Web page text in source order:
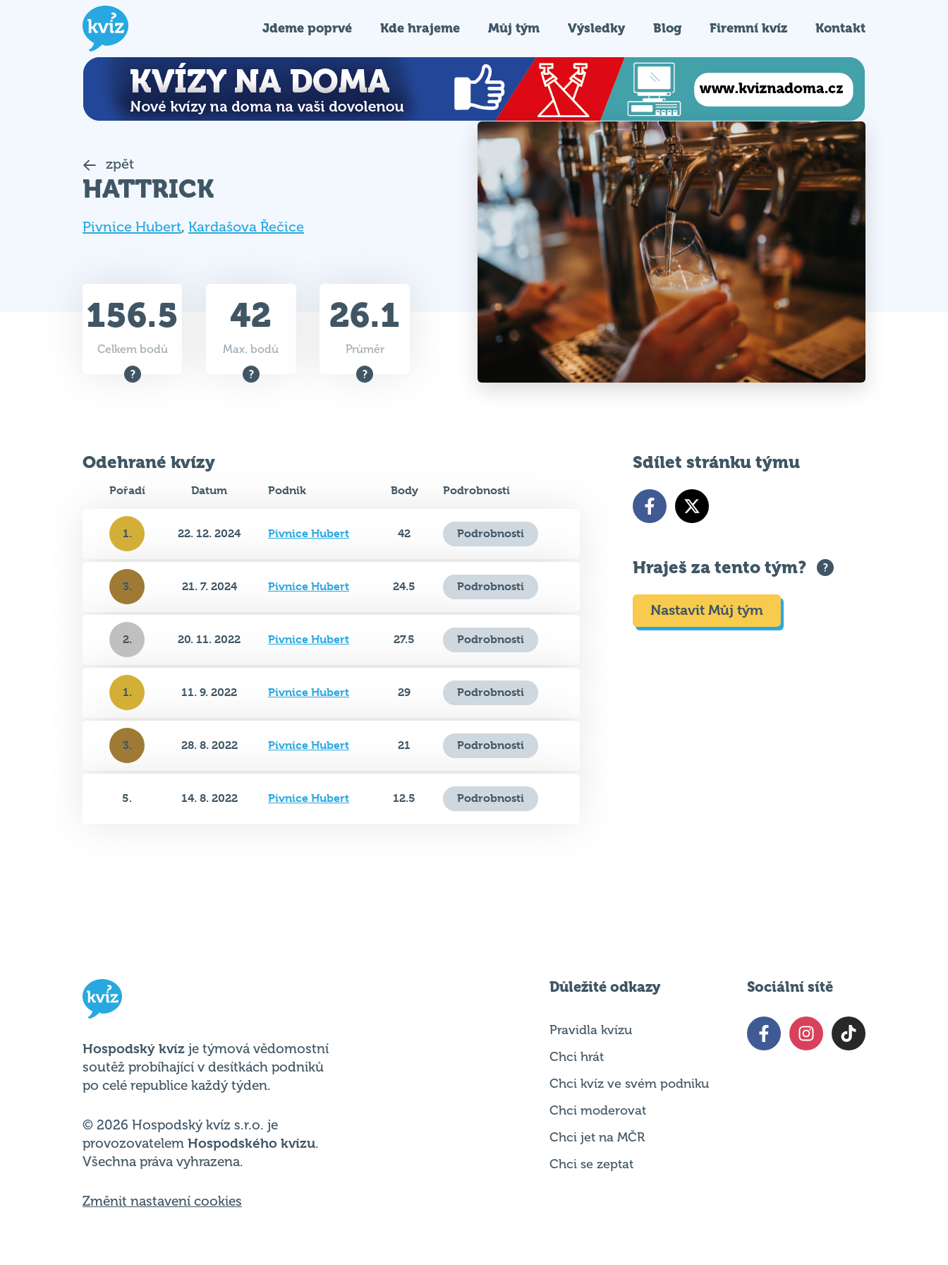
Jdeme poprvé Kde hrajeme Můj tým Výsledky Blog Firemní kvíz Kontakt
zpět
HATTRICK
Pivnice Hubert, Kardašova Řečice
156.5
Celkem bodů
42
Max. bodů
26.1
Průměr
Odehrané kvízy
Pořadí Datum Podnik Body Podrobnosti
1. 22. 12. 2024 Pivnice Hubert 42 Podrobnosti
3. 21. 7. 2024 Pivnice Hubert 24.5 Podrobnosti
2. 20. 11. 2022 Pivnice Hubert 27.5 Podrobnosti
1. 11. 9. 2022 Pivnice Hubert 29 Podrobnosti
3. 28. 8. 2022 Pivnice Hubert 21 Podrobnosti
5. 14. 8. 2022 Pivnice Hubert 12.5 Podrobnosti
Sdílet stránku týmu
Hraješ za tento tým?
Nastavit Můj tým
Hospodský kvíz je týmová vědomostní
soutěž probíhající v desítkách podniků
po celé republice každý týden.
© 2026 Hospodský kvíz s.r.o. je
provozovatelem Hospodského kvízu.
Všechna práva vyhrazena.
Změnit nastavení cookies
Důležité odkazy
Pravidla kvízu
Chci hrát
Chci kvíz ve svém podniku
Chci moderovat
Chci jet na MČR
Chci se zeptat
Sociální sítě